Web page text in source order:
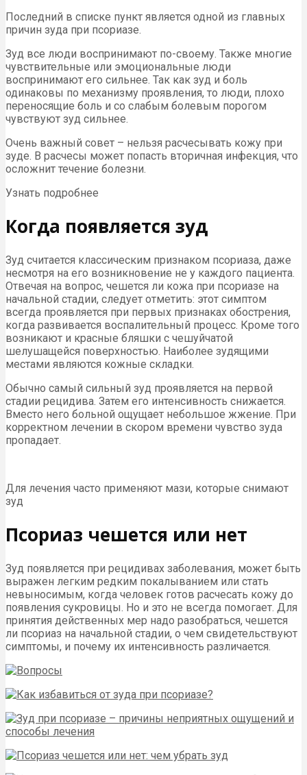
Последний в списке пункт является одной из главных
причин зуда при псориазе.
Зуд все люди воспринимают по-своему. Также многие
чувствительные или эмоциональные люди
воспринимают его сильнее. Так как зуд и боль
одинаковы по механизму проявления, то люди, плохо
переносящие боль и со слабым болевым порогом
чувствуют зуд сильнее.
Очень важный совет – нельзя расчесывать кожу при
зуде. В расчесы может попасть вторичная инфекция, что
осложнит течение болезни.
Узнать подробнее
Когда появляется зуд
Зуд считается классическим признаком псориаза, даже
несмотря на его возникновение не у каждого пациента.
Отвечая на вопрос, чешется ли кожа при псориазе на
начальной стадии, следует отметить: этот симптом
всегда проявляется при первых признаках обострения,
когда развивается воспалительный процесс. Кроме того
возникают и красные бляшки с чешуйчатой
шелушащейся поверхностью. Наиболее зудящими
местами являются кожные складки.
Обычно самый сильный зуд проявляется на первой
стадии рецидива. Затем его интенсивность снижается.
Вместо него больной ощущает небольшое жжение. При
корректном лечении в скором времени чувство зуда
пропадает.
Для лечения часто применяют мази, которые снимают
зуд
Псориаз чешется или нет
Зуд появляется при рецидивах заболевания, может быть
выражен легким редким покалыванием или стать
невыносимым, когда человек готов расчесать кожу до
появления сукровицы. Но и это не всегда помогает. Для
принятия действенных мер надо разобраться, чешется
ли псориаз на начальной стадии, о чем свидетельствуют
симптомы, и почему их интенсивность различается.